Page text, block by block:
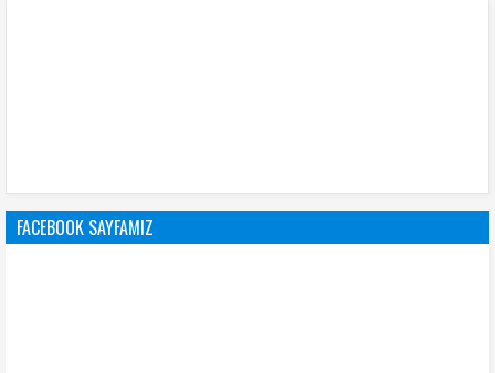
FACEBOOK SAYFAMIZ